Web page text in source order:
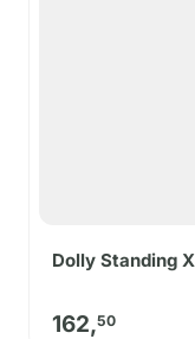
Dolly Standing
162,50